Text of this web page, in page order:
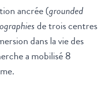
ancrée (grounded
de trois centres
dans la vie des
a mobilisé 8